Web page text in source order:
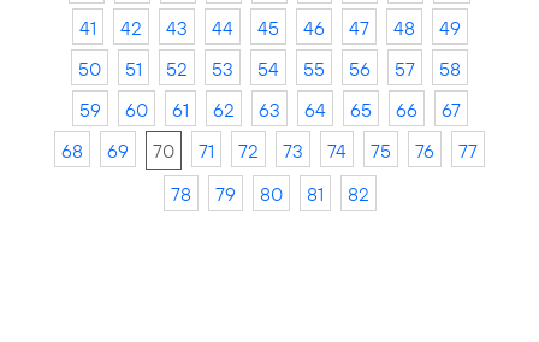
41
42 43 44 45 46 47 48
49
50
51 52 53 54 55 56 57
58
59
60 61 62 63 64 65 66
67
68
69 70 71 72 73 74 75 76
77
78
79 80 81 82